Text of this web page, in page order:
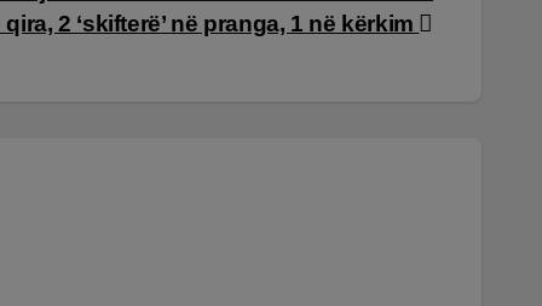
2 ‘skifterë’ në pranga, 1 në kërkim